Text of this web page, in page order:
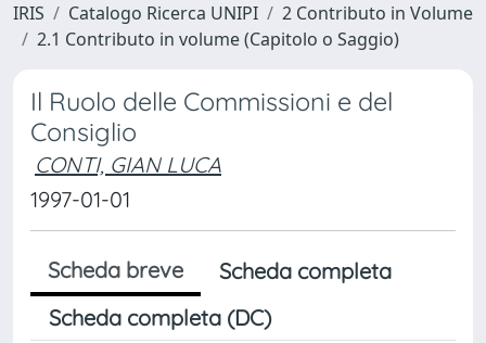
IRIS Catalogo Ricerca UNIPI
2 Contributo in Volume
2.1 Contributo in volume (Capitolo o Saggio)
Il Ruolo delle Commissioni e del
Consiglio
CONTI, GIAN LUCA
1997-01-01
Scheda breve
Scheda completa
Scheda completa (DC)